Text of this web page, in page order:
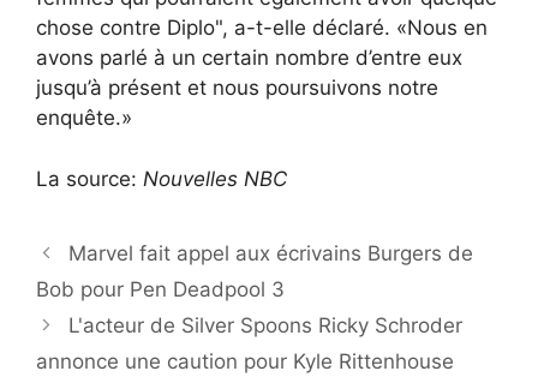
chose contre Diplo", a-t-elle déclaré. «Nous en
avons parlé à un certain nombre d’entre eux
jusqu’à présent et nous poursuivons notre
enquête.»
La source: Nouvelles NBC
Marvel fait appel aux écrivains Burgers de
Bob pour Pen Deadpool 3
L'acteur de Silver Spoons Ricky Schroder
annonce une caution pour Kyle Rittenhouse